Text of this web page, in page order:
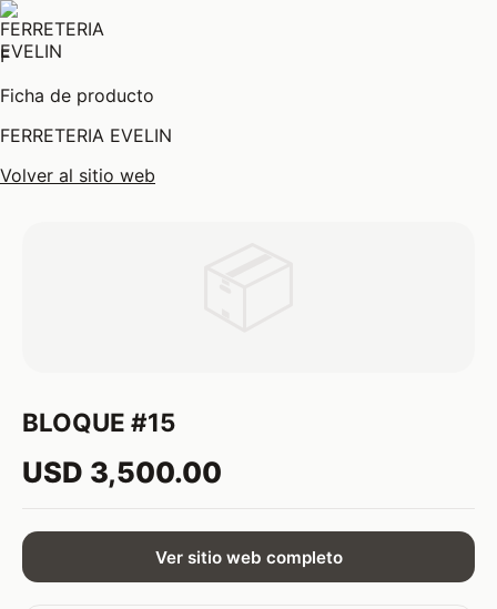
F
Ficha de producto
FERRETERIA EVELIN
Volver al sitio web
BLOQUE #15
USD 3,500.00
Ver sitio web completo